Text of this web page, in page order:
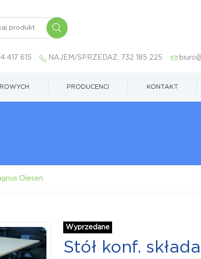
417 615 NAJEM/SPRZEDAŻ: 732 185 225
PRODUCENCI KONTAKT
Olesen
Wyprzedane
Stół konf.